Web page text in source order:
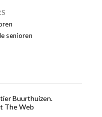
senioren
Buurthuizen.
The Web